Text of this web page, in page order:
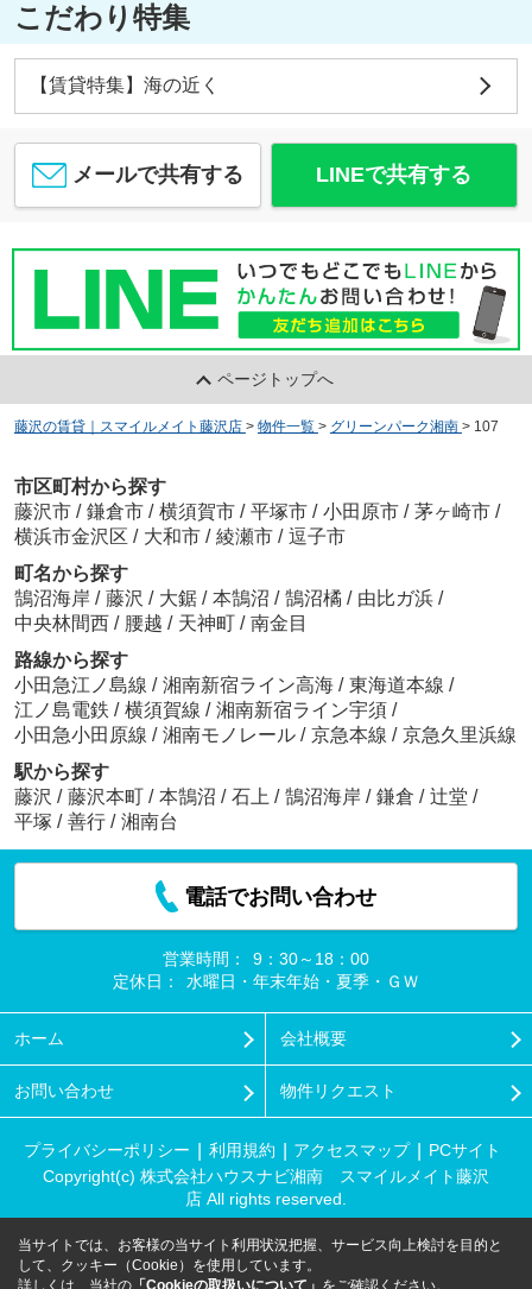
こだわり特集
【賃貸特集】海の近く
メールで共有する LINEで共有する
ページトップへ
藤沢の賃貸｜スマイルメイト藤沢店 > 物件一覧 > グリーンパーク湘南 > 107
市区町村から探す
藤沢市 / 鎌倉市 / 横須賀市 / 平塚市 / 小田原市 / 茅ヶ崎市 /
横浜市金沢区 / 大和市 / 綾瀬市 / 逗子市
町名から探す
鵠沼海岸 / 藤沢 / 大鋸 / 本鵠沼 / 鵠沼橘 / 由比ガ浜 /
中央林間西 / 腰越 / 天神町 / 南金目
路線から探す
小田急江ノ島線 / 湘南新宿ライン高海 / 東海道本線 /
江ノ島電鉄 / 横須賀線 / 湘南新宿ライン宇須 /
小田急小田原線 / 湘南モノレール / 京急本線 / 京急久里浜線
駅から探す
藤沢 / 藤沢本町 / 本鵠沼 / 石上 / 鵠沼海岸 / 鎌倉 / 辻堂 /
平塚 / 善行 / 湘南台
電話でお問い合わせ
営業時間：
9：30～18：00
定休日：
水曜日・年末年始・夏季・ＧＷ
ホーム 会社概要
お問い合わせ 物件リクエスト
プライバシーポリシー 利用規約 アクセスマップ
PCサイト
Copyright(c) 株式会社ハウスナビ湘南 スマイルメイト藤沢
店 All rights reserved.
当サイトでは、お客様の当サイト利用状況把握、サービス向上検討を目的と
して、クッキー（Cookie）を使用しています。
詳しくは、当社の 「Cookieの取扱いについて」 をご確認ください。